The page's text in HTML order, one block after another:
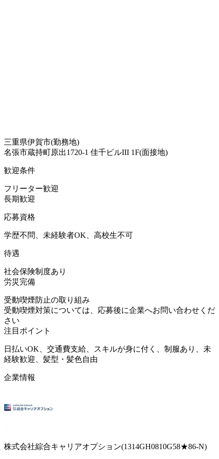
三重県伊賀市(勤務地)
名張市蔵持町原出1720-1 佳千ビルIII 1F(面接地)
歓迎条件
フリーター歓迎
長期歓迎
応募資格
学歴不問、未経験者OK、高校生不可
待遇
社会保険制度あり
労災完備
受動喫煙防止の取り組み
受動喫煙対策については、応募後に企業へお問い合わせくだ
さい
注目ポイント
日払いOK、交通費支給、スキルが身に付く、制服あり、未
経験歓迎、髪型・髪色自由
企業情報
株式会社綜合キャリアオプション(1314GH0810G58★86-N)